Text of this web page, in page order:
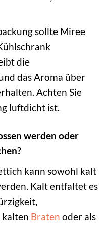
sollte Miree
die
das Aroma über
Achten Sie
luftdicht ist.
werden oder
kann sowohl kalt
Kalt entfaltet es
kalten Braten oder als